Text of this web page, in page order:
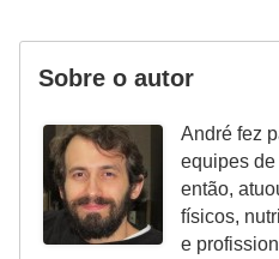
Sobre o autor
André fez
equipes
então,
físicos,
e